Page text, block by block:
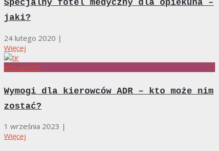
Specjalny fotel medyczny dla opiekuna –
jaki?
24 lutego 2020 |
Więcej
Aktualności
Wymogi dla kierowców ADR – kto może nim
zostać?
1 września 2023 |
Więcej